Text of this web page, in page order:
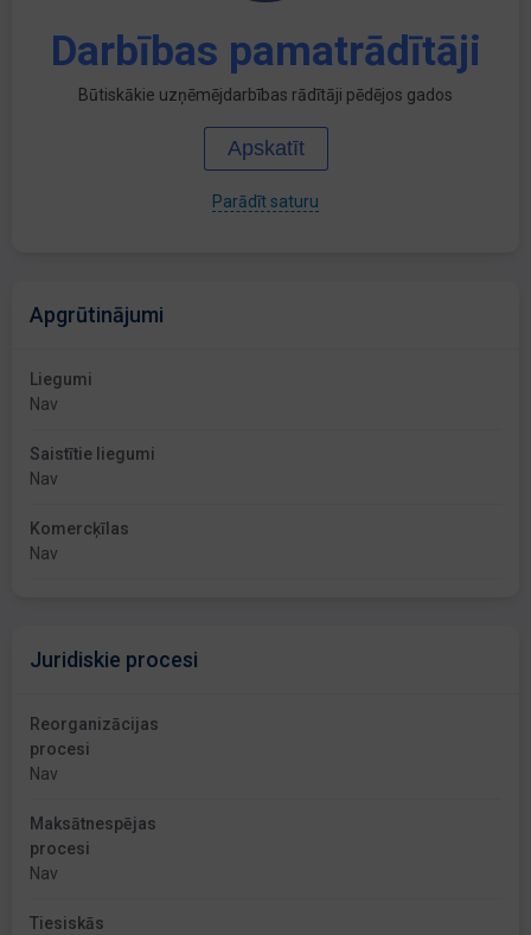
Darbības pamatrādītāji
Būtiskākie uzņēmējdarbības rādītāji pēdējos gados
Apskatīt
Parādīt saturu
Apgrūtinājumi
Liegumi
Nav
Saistītie liegumi
Nav
Komercķīlas
Nav
Juridiskie procesi
Reorganizācijas
procesi
Nav
Maksātnespējas
procesi
Nav
Tiesiskās